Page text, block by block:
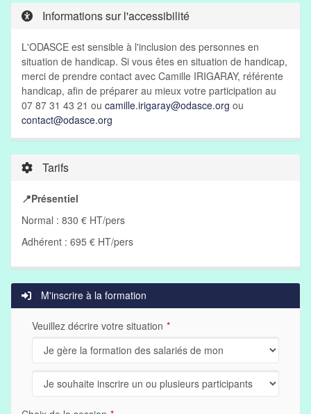
Informations sur l'accessibilité
L'ODASCE est sensible à l'inclusion des personnes en
situation de handicap. Si vous êtes en situation de handicap,
merci de prendre contact avec Camille IRIGARAY, référente
handicap, afin de préparer au mieux votre participation au
07 87 31 43 21 ou camille.irigaray@odasce.org ou
contact@odasce.org
Tarifs
📍Présentiel
Normal : 830 € HT/pers
Adhérent : 695 € HT/pers
M'inscrire à la formation
Veuillez décrire votre situation